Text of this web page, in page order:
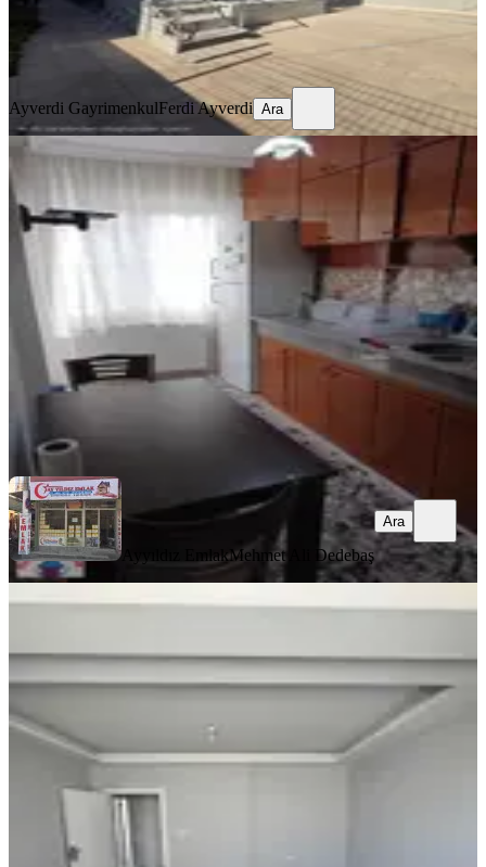
Ayverdi Gayrimenkul Ferdi Ayverdi
Ayverdi GayrimenkulFerdi Ayverdi Ara
YENİ
Cumhuriyet Mahallesi 2 + 1 Eşyalı
Kiralık Daire
Akhisar, Cumhuriyet Mahallesi
· 2. Kat 06.08.2026
26.000 ₺
Mehmet Ali Dedebaş
Ara
Ayyıldız EmlakMehmet Ali Dedebaş
Ara
Hürriyet Mahallesi İlçe Jandarma
Akhisar, Hürriyet Mahallesi
24.000 ₺
Akgün Emlak Bilal Başyiğit